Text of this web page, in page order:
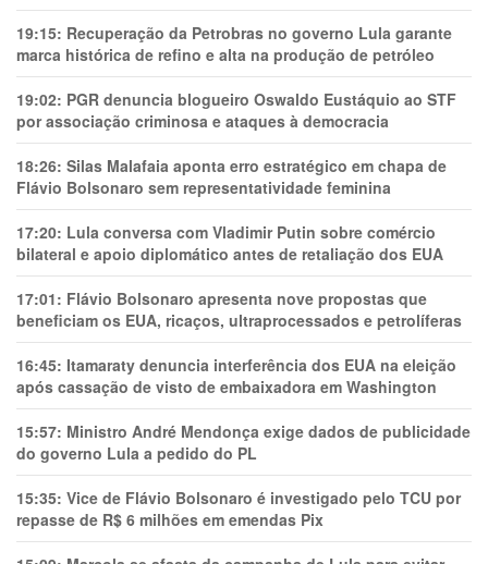
19:15: Recuperação da Petrobras no governo Lula garante
marca histórica de refino e alta na produção de petróleo
19:02: PGR denuncia blogueiro Oswaldo Eustáquio ao STF
por associação criminosa e ataques à democracia
18:26: Silas Malafaia aponta erro estratégico em chapa de
Flávio Bolsonaro sem representatividade feminina
17:20: Lula conversa com Vladimir Putin sobre comércio
bilateral e apoio diplomático antes de retaliação dos EUA
17:01: Flávio Bolsonaro apresenta nove propostas que
beneficiam os EUA, ricaços, ultraprocessados e petrolíferas
16:45: Itamaraty denuncia interferência dos EUA na eleição
após cassação de visto de embaixadora em Washington
15:57: Ministro André Mendonça exige dados de publicidade
do governo Lula a pedido do PL
15:35: Vice de Flávio Bolsonaro é investigado pelo TCU por
repasse de R$ 6 milhões em emendas Pix